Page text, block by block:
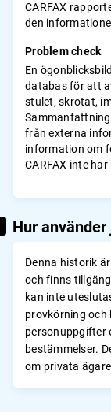
CARFAX
den
Problem check
En
databas för att
stulet, skrotat,
från externa
information om
CARFAX inte
Hur
Denna historik
och finns
kan inte
provkörning och
personuppgifter
bestämmelser.
om privata